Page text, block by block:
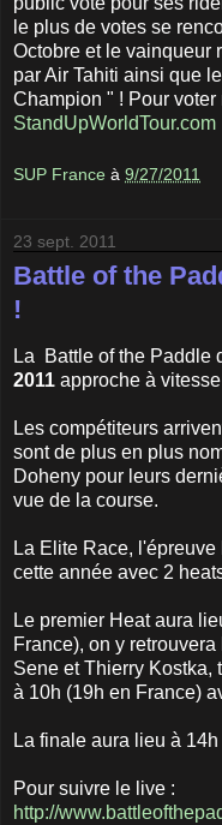
le plus de votes se
Octobre et le vainqueur
par Air Tahiti ainsi que
Champion " ! Pour
StandUpWorldTour.com
SUP France à 9/27/2011
23 sept. 2011
Battle of the
!
La Battle of the Paddle
2011 approche à
Les compétiteurs
sont de plus en plus
Doheny pour leurs
vue de la course.
La Elite Race,
cette année avec 2
Le premier Heat aura
France), on y
Sene et Thierry Kostka,
à 10h (19h en France)
La finale aura lieu à
Pour suivre le live :
http://